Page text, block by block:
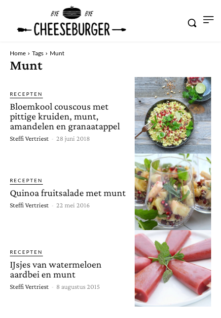
Home Tags Munt
Munt
RECEPTEN
Bloemkool couscous met
pittige kruiden, munt,
amandelen en granaatappel
Steffi Vertriest - 28 juni 2018
RECEPTEN
Quinoa fruitsalade met munt
Steffi Vertriest - 22 mei 2016
RECEPTEN
IJsjes van watermeloen
aardbei en munt
Steffi Vertriest - 8 augustus 2015